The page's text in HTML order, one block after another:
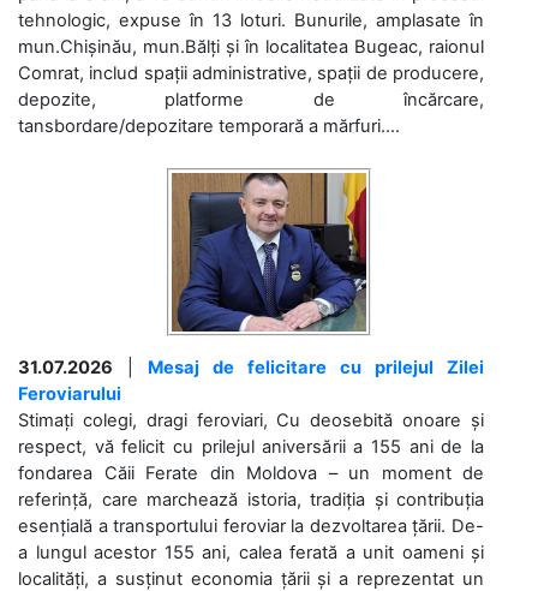
tehnologic, expuse în 13 loturi. Bunurile, amplasate în
mun.Chișinău, mun.Bălți și în localitatea Bugeac, raionul
Comrat, includ spații administrative, spații de producere,
depozite, platforme de încărcare,
tansbordare/depozitare temporară a mărfuri....
31.07.2026
Mesaj de felicitare cu prilejul Zilei
Feroviarului
Stimați colegi, dragi feroviari, Cu deosebită onoare și
respect, vă felicit cu prilejul aniversării a 155 ani de la
fondarea Căii Ferate din Moldova – un moment de
referință, care marchează istoria, tradiția și contribuția
esențială a transportului feroviar la dezvoltarea țării. De-
a lungul acestor 155 ani, calea ferată a unit oameni și
localități, a susținut economia țării și a reprezentat un